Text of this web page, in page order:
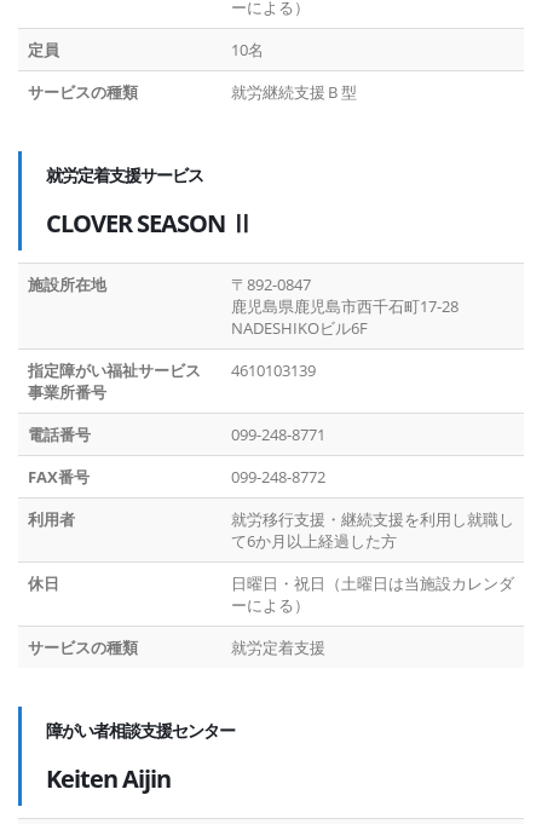
ーによる）
定員
10名
サービスの種類
就労継続支援Ｂ型
就労定着支援サービス
CLOVER SEASON Ⅱ
施設所在地
〒892-0847
鹿児島県鹿児島市西千石町17-28
NADESHIKOビル6F
指定障がい福祉サービス
事業所番号
4610103139
電話番号
099-248-8771
FAX番号
099-248-8772
利用者
就労移行支援・継続支援を利用し就職し
て6か月以上経過した方
休日
日曜日・祝日（土曜日は当施設カレンダ
ーによる）
サービスの種類
就労定着支援
障がい者相談支援センター
Keiten Aijin